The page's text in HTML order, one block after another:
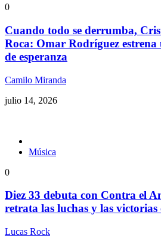
0
Cuando todo se derrumba,
Roca: Omar Rodríguez
de esperanza
Camilo Miranda
julio 14, 2026
Música
0
Diez 33 debuta con Contra el
retrata las luchas y las victorias
Lucas Rock